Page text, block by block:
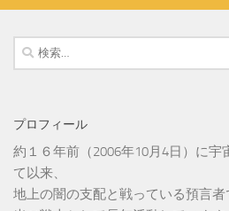
検
索:
プロフィール
約１６年前（2006年10月4日）に
て以来、
地上の闇の支配と戦っている預言者